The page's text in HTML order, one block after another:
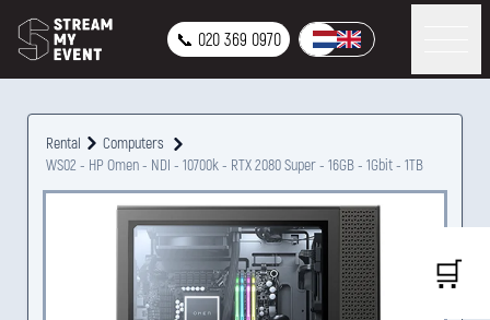
📞 020 369 0970
Rental
Computers
WS02 - HP Omen - NDI - 10700k - RTX 2080 Super - 16GB - 1Gbit - 1TB
🛒